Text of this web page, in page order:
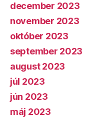
december 2023
november 2023
október 2023
september 2023
august 2023
júl 2023
jún 2023
máj 2023